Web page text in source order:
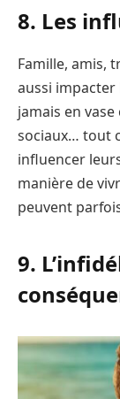
8. Les
Famille, amis,
aussi impacter
jamais en
sociaux… tout
influencer
manière de
peuvent
9.